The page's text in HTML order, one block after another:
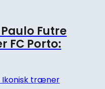
Futre
FC Porto: